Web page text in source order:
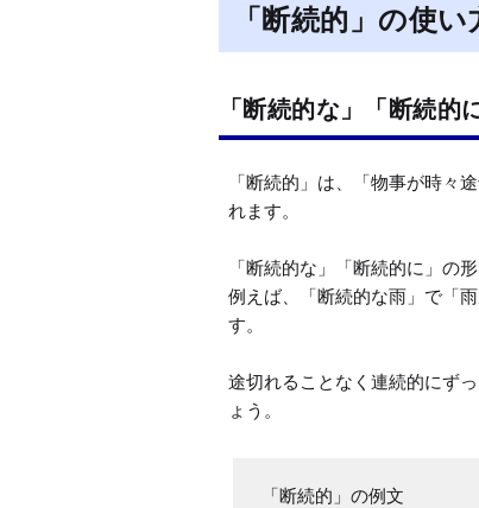
「断続的」の使
「断続的な」「断続的
「断続的」は、「物事が時々
れます。
「断続的な」「断続的に」の
例えば、「断続的な雨」で「
す。
途切れることなく連続的にず
ょう。
「断続的」の例文